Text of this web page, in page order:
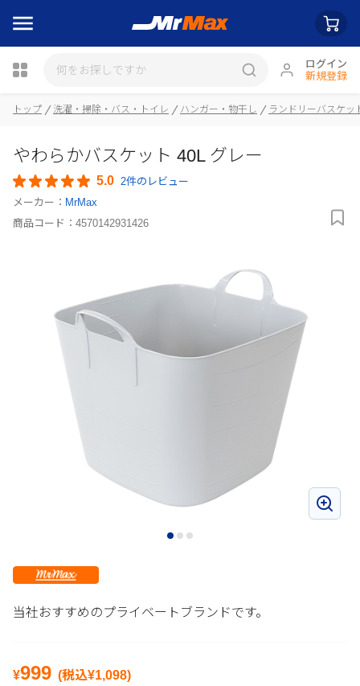
ログイン
新規登録
トップ 洗濯・掃除・バス・トイレ ハンガー・物干し ランドリーバスケッ
やわらかバスケット 40L グレー
5.0 2件のレビュー
メーカー： MrMax
商品コード： 4570142931426
当社おすすめのプライベートブランドです。
¥999 (税込¥1,098)